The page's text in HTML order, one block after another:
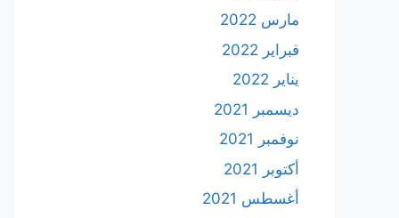
مارس 2022
فبراير 2022
يناير 2022
ديسمبر 2021
نوفمبر 2021
أكتوبر 2021
أغسطس 2021